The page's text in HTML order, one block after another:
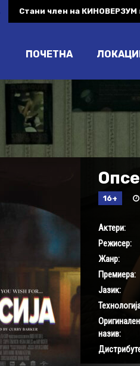
Стани член на КИНОВЕРЗУМ
ПОЧЕТНА
16+
Актери:
Режисер:
Жанр:
Премиера:
Јазик:
Оригинален
назив: